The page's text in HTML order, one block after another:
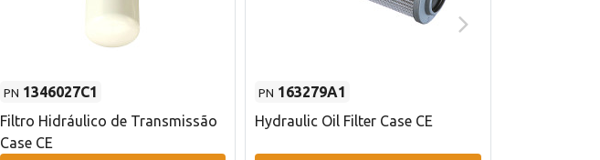
PN 1346027C1
Filtro Hidráulico de Transmissão
Case CE
PN 163279A1
Hydraulic Oil Filter Case CE